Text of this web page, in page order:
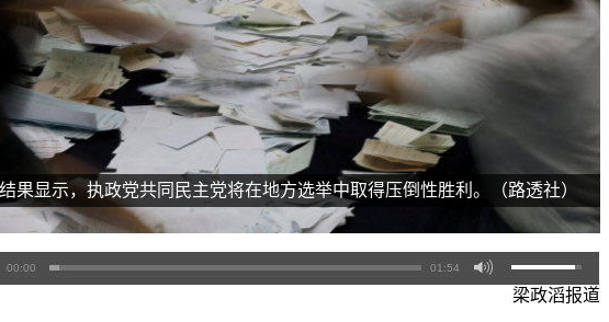
果显示，执政党共同民主党将在地方选举中取得压倒性胜利。（路透社）
00:00 01:54
梁政滔报道